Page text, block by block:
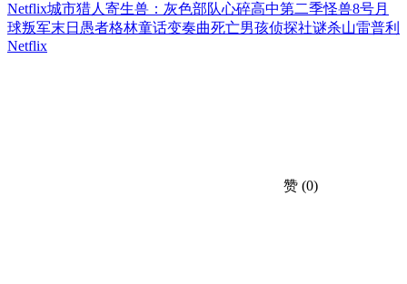
Netflix城市猎人 寄生兽：灰色部队心碎高中第二季怪兽8号月
球叛军末日愚者格林童话变奏曲死亡男孩侦探社谜杀山雷普利
Netflix
赞 (0)